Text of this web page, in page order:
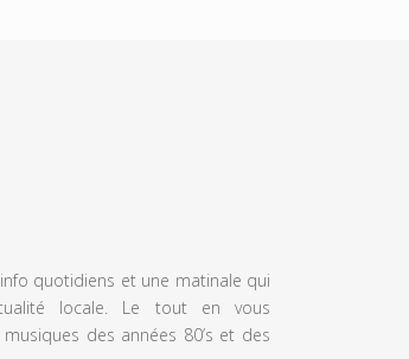
quotidiens et une matinale qui
locale. Le tout en vous
des années 80’s et des